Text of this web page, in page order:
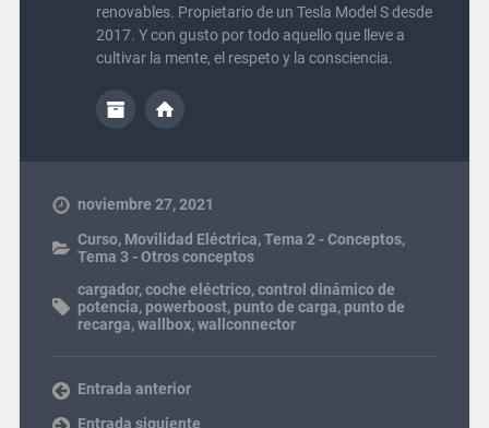
renovables. Propietario de un Tesla Model S desde
2017. Y con gusto por todo aquello que lleve a
cultivar la mente, el respeto y la consciencia.
noviembre 27, 2021
Curso, Movilidad Eléctrica,Tema 2 - Conceptos,
Tema 3 - Otros conceptos
cargador,coche eléctrico,control dinámico de
potencia, powerboost, punto de carga, punto de
recarga,wallbox,wallconnector
Entrada anterior
Entrada siguiente